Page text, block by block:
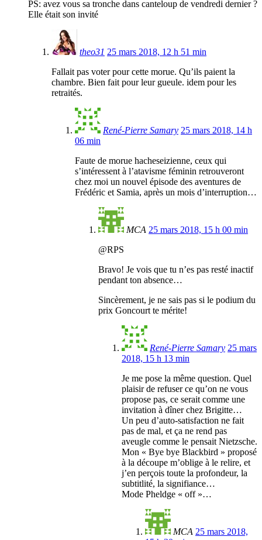
PS: avez vous sa tronche dans canteloup de vendredi dernier ?
Elle était son invité
theo31 25 mars 2018, 12 h 51 min
Fallait pas voter pour cette morue. Qu’ils paient la
chambre. Bien fait pour leur gueule. idem pour les
retraités.
René-Pierre Samary 25 mars 2018, 14 h
06 min
Faute de morue hacheseizienne, ceux qui
s’intéressent à l’atavisme féminin retrouveront
chez moi un nouvel épisode des aventures de
Frédéric et Samia, après un mois d’interruption…
MCA 25 mars 2018, 15 h 00 min
@RPS
Bravo! Je vois que tu n’es pas resté inactif
pendant ton absence…
Sincèrement, je ne sais pas si le podium du
prix Goncourt te mérite!
René-Pierre Samary 25 mars
2018, 15 h 13 min
Je me pose la même question. Quel
plaisir de refuser ce qu’on ne vous
propose pas, ce serait comme une
invitation à dîner chez Brigitte…
Un peu d’auto-satisfaction ne fait
pas de mal, et ça ne rend pas
aveugle comme le pensait Nietzsche.
Mon « Bye bye Blackbird » proposé
à la découpe m’oblige à le relire, et
j’en perçois toute la profondeur, la
subtitlité, la signifiance…
Mode Pheldge « off »…
MCA 25 mars 2018,